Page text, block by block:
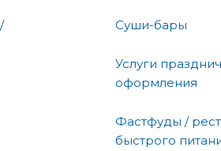
Суши-бары
Услуги
оформления
Фастфуды /
быстрого